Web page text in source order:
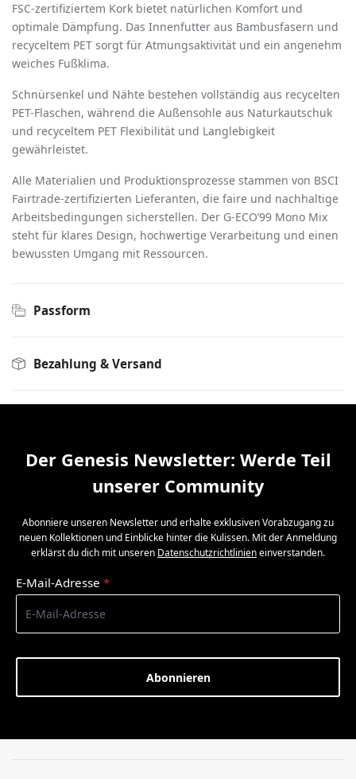
FSC-zertifiziertem Kork bietet natürlichen Komfort und
optimale Dämpfung. Das Innenfutter aus Bambusfasern und
recyceltem PET sorgt für Atmungsaktivität und ein angenehm
weiches Fußklima.
Schnürsenkel und Nähte bestehen vollständig aus recycelten
PET-Flaschen, während die Außensohle aus Naturkautschuk
und recyceltem PET Flexibilität und Langlebigkeit
gewährleistet.
Alle Materialien und Produktionsprozesse stammen von BSCI
Fairtrade-zertifizierten Lieferanten, die faire und nachhaltige
Arbeitsbedingungen sicherstellen. Der G-ECO’99 Mono Mix
steht für klares Design, hochwertige Verarbeitung und einen
bewussten Umgang mit Ressourcen.
Passform
Bezahlung & Versand
Der Genesis Newsletter: Werde Teil
unserer Community
Abonniere unseren Newsletter und erhalte exklusiven Vorabzugang zu
neuen Kollektionen und Einblicke hinter die Kulissen. Mit der Anmeldung
erklärst du dich mit unseren Datenschutzrichtlinieneinverstanden.
E-Mail-Adresse *
Abonnieren